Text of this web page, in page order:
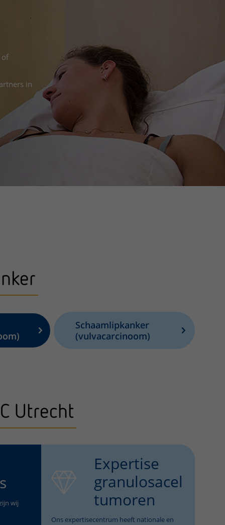
of
in
Schaamlipkanker
(vulvacarcinoom)
Utrecht
wij
Expertise
granulosacel
tumoren
Ons expertisecentrum heeft nationale en